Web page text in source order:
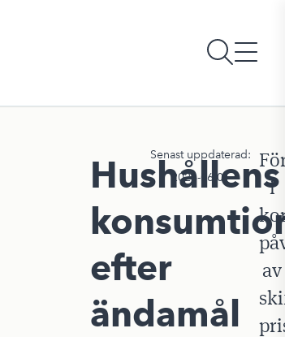
Hushållens
efter
ändamål
Senast uppdaterad:
2026-06-01
i
av